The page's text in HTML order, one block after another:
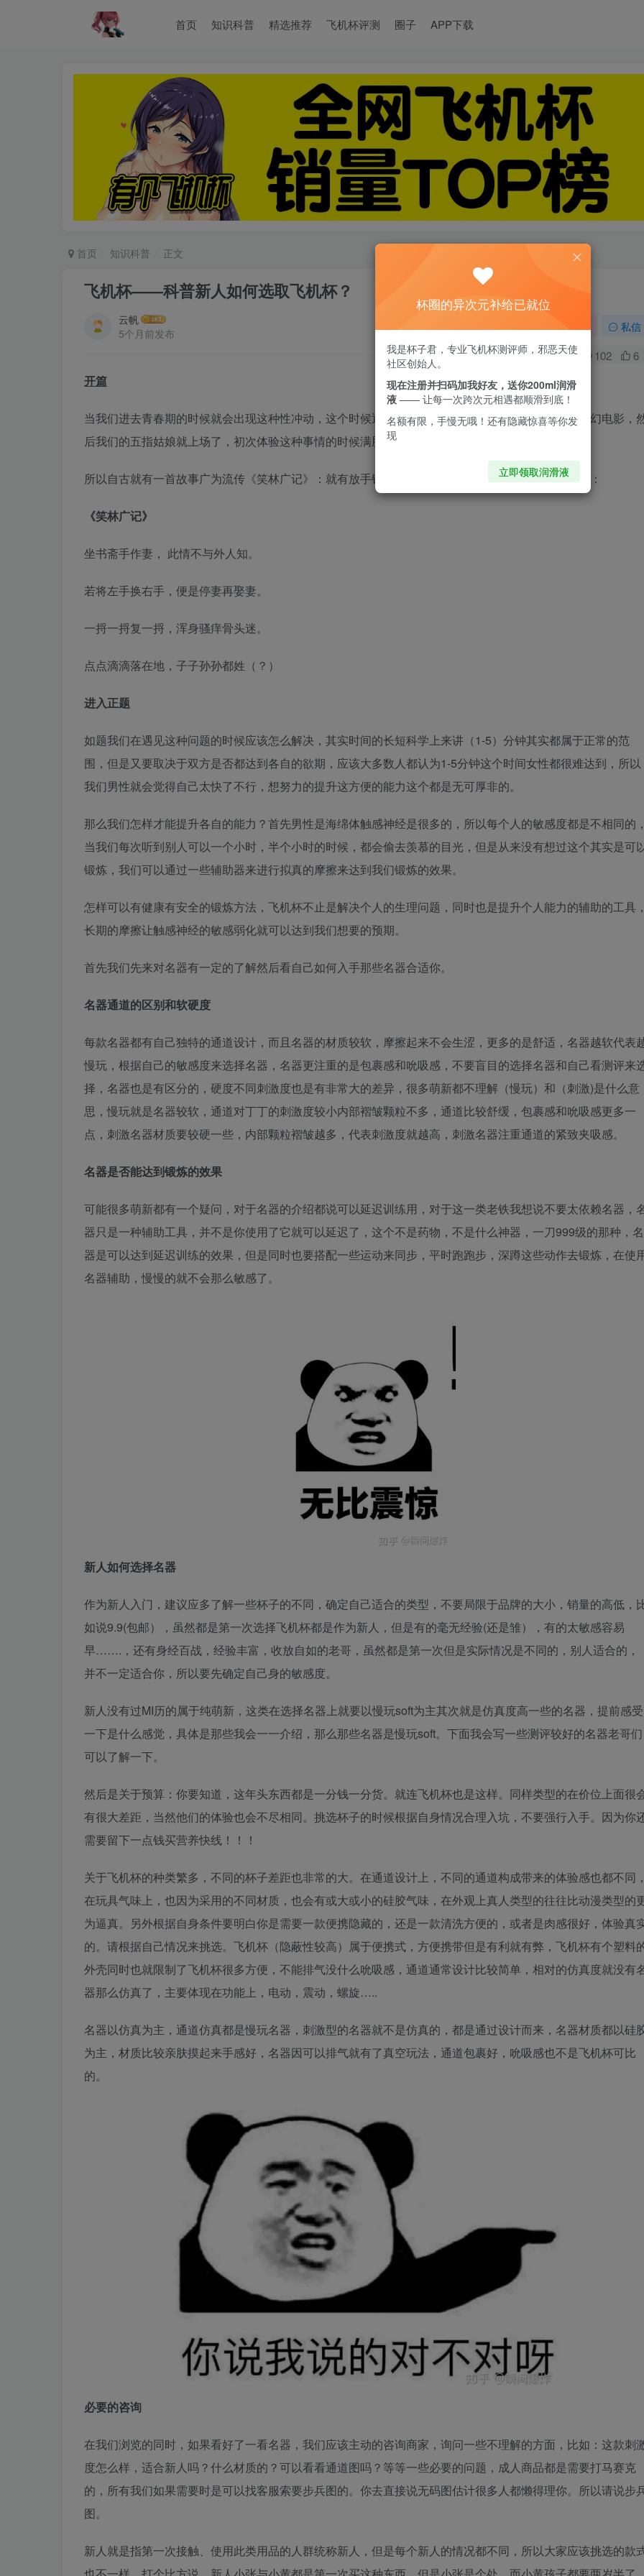
首页 知识科普 精选推荐 飞机杯评测 圈子 APP下载
首页 知识科普 正文
飞机杯——科普新人如何选取飞机杯？
云帆
5个月前发布
私信
0 102 6
开篇
当我们进去青春期的时候就会出现这种性冲动，这个时候通常我们就会刻意的去需找一些爱情动作科幻电影，
后我们的五指姑娘就上场了，初次体验这种事情的时候满脑子就剩下一个字，爽！
所以自古就有一首故事广为流传《笑林广记》：就有放手铳诗一首，嘲姓倪者，录之以供一笑。诗曰：
《笑林广记》
坐书斋手作妻， 此情不与外人知。
若将左手换右手，便是停妻再娶妻。
一捋一捋复一捋，浑身骚痒骨头迷。
点点滴滴落在地，子子孙孙都姓（？）
进入正题
如题我们在遇见这种问题的时候应该怎么解决，其实时间的长短科学上来讲（1-5）分钟其实都属于正常的范
围，但是又要取决于双方是否都达到各自的欲期，应该大多数人都认为1-5分钟这个时间女性都很难达到，所以
我们男性就会觉得自己太快了不行，想努力的提升这方便的能力这个都是无可厚非的。
那么我们怎样才能提升各自的能力？首先男性是海绵体触感神经是很多的，所以每个人的敏感度都是不相同的
当我们每次听到别人可以一个小时，半个小时的时候，都会偷去羡慕的目光，但是从来没有想过这个其实是可
锻炼，我们可以通过一些辅助器来进行拟真的摩擦来达到我们锻炼的效果。
怎样可以有健康有安全的锻炼方法，飞机杯不止是解决个人的生理问题，同时也是提升个人能力的辅助的工具
长期的摩擦让触感神经的敏感弱化就可以达到我们想要的预期。
首先我们先来对名器有一定的了解然后看自己如何入手那些名器合适你。
名器通道的区别和软硬度
每款名器都有自己独特的通道设计，而且名器的材质较软，摩擦起来不会生涩，更多的是舒适，名器越软代表
慢玩，根据自己的敏感度来选择名器，名器更注重的是包裹感和吮吸感，不要盲目的选择名器和自己看测评来
择，名器也是有区分的，硬度不同刺激度也是有非常大的差异，很多萌新都不理解（慢玩）和（刺激)是什么意
思，慢玩就是名器较软，通道对丁丁的刺激度较小内部褶皱颗粒不多，通道比较舒缓，包裹感和吮吸感更多一
点，刺激名器材质要较硬一些，内部颗粒褶皱越多，代表刺激度就越高，刺激名器注重通道的紧致夹吸感。
名器是否能达到锻炼的效果
可能很多萌新都有一个疑问，对于名器的介绍都说可以延迟训练用，对于这一类老铁我想说不要太依赖名器，
器只是一种辅助工具，并不是你使用了它就可以延迟了，这个不是药物，不是什么神器，一刀999级的那种，名
器是可以达到延迟训练的效果，但是同时也要搭配一些运动来同步，平时跑跑步，深蹲这些动作去锻炼，在使
名器辅助，慢慢的就不会那么敏感了。
新人如何选择名器
作为新人入门，建议应多了解一些杯子的不同，确定自己适合的类型，不要局限于品牌的大小，销量的高低，
如说9.9(包邮），虽然都是第一次选择飞机杯都是作为新人，但是有的毫无经验(还是雏），有的太敏感容易
早…….，还有身经百战，经验丰富，收放自如的老哥，虽然都是第一次但是实际情况是不同的，别人适合的，
并不一定适合你，所以要先确定自己身的敏感度。
新人没有过MI历的属于纯萌新，这类在选择名器上就要以慢玩soft为主其次就是仿真度高一些的名器，提前感受
一下是什么感觉，具体是那些我会一一介绍，那么那些名器是慢玩soft。下面我会写一些测评较好的名器老哥们
可以了解一下。
然后是关于预算：你要知道，这年头东西都是一分钱一分货。就连飞机杯也是这样。同样类型的在价位上面很
有很大差距，当然他们的体验也会不尽相同。挑选杯子的时候根据自身情况合理入坑，不要强行入手。因为你
需要留下一点钱买营养快线！！！
关于飞机杯的种类繁多，不同的杯子差距也非常的大。在通道设计上，不同的通道构成带来的体验感也都不同
在玩具气味上，也因为采用的不同材质，也会有或大或小的硅胶气味，在外观上真人类型的往往比动漫类型的
为逼真。另外根据自身条件要明白你是需要一款便携隐藏的，还是一款清洗方便的，或者是肉感很好，体验真
的。请根据自己情况来挑选。飞机杯（隐蔽性较高）属于便携式，方便携带但是有利就有弊，飞机杯有个塑料
外壳同时也就限制了飞机杯很多方便，不能排气没什么吮吸感，通道通常设计比较简单，相对的仿真度就没有
器那么仿真了，主要体现在功能上，电动，震动，螺旋…..
名器以仿真为主，通道仿真都是慢玩名器，刺激型的名器就不是仿真的，都是通过设计而来，名器材质都以硅
为主，材质比较亲肤摸起来手感好，名器因可以排气就有了真空玩法，通道包裹好，吮吸感也不是飞机杯可比
的。
必要的咨询
在我们浏览的同时，如果看好了一看名器，我们应该主动的咨询商家，询问一些不理解的方面，比如：这款刺
度怎么样，适合新人吗？什么材质的？可以看看通道图吗？等等一些必要的问题，成人商品都是需要打马赛克
的，所有我们如果需要时是可以找客服索要步兵图的。你去直接说无码图估计很多人都懒得理你。所以请说步
图。
新人就是指第一次接触、使用此类用品的人群统称新人，但是每个新人的情况都不同，所以大家应该挑选的款
杯圈的异次元补给已就位
我是杯子君，专业飞机杯测评师，邪恶天使
社区创始人。
现在注册并扫码加我好友，送你200ml润滑
液 —— 让每一次跨次元相遇都顺滑到底！
名额有限，手慢无哦！还有隐藏惊喜等你发
现
立即领取润滑液